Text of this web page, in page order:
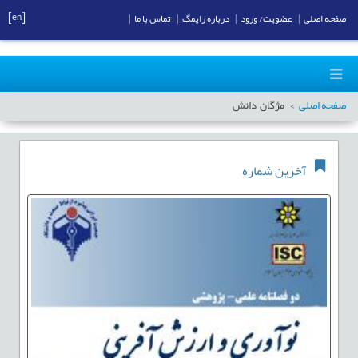
صفحه اصلی مژگان دانش
آخرین شماره
صفحه اصلی عضویت/ ورود درباره رایمگ تماس با ما